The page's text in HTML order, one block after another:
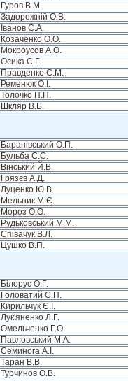
Гуров В.М.
Задорожній О.В.
Іванов С.А.
Козаченко О.О.
Мокроусов А.О.
Осика С.Г.
Правденко С.М.
Ременюк О.І.
Толочко П.П.
Шкляр В.Б.
Баранівський О.П.
Бульба С.С.
Вінський Й.В.
Грязєв А.Д.
Луценко Ю.В.
Мельник М.Є.
Мороз О.О.
Рудьковський М.М.
Співачук В.Л.
Цушко В.П.
Білорус О.Г.
Головатий С.П.
Кирильчук Є.І.
Лук'яненко Л.Г.
Омельченко Г.О.
Павловський М.А.
Семинога А.І.
Таран В.В.
Турчинов О.В.